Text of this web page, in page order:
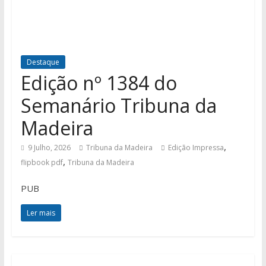
Destaque
Edição nº 1384 do
Semanário Tribuna da
Madeira
9 Julho, 2026 Tribuna da Madeira Edição Impressa,
flipbook pdf, Tribuna da Madeira
PUB
Ler mais